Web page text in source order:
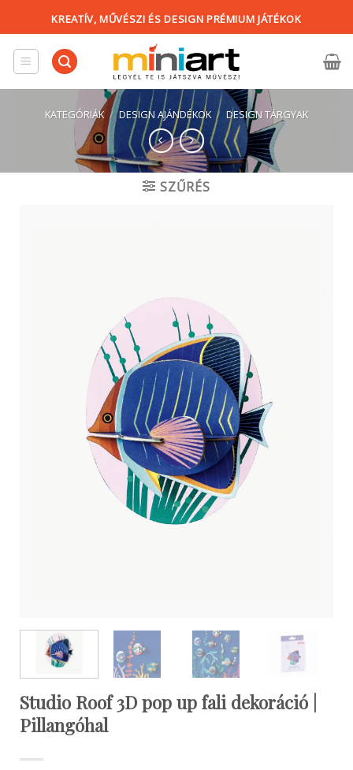
content
KREATÍV, MŰVÉSZI ÉS DESIGN PRÉMIUM JÁTÉKOK
KATEGÓRIÁK / DESIGN AJÁNDÉKOK / DESIGN TÁRGYAK
SZŰRÉS
Studio Roof 3D pop up fali dekoráció |
Pillangóhal